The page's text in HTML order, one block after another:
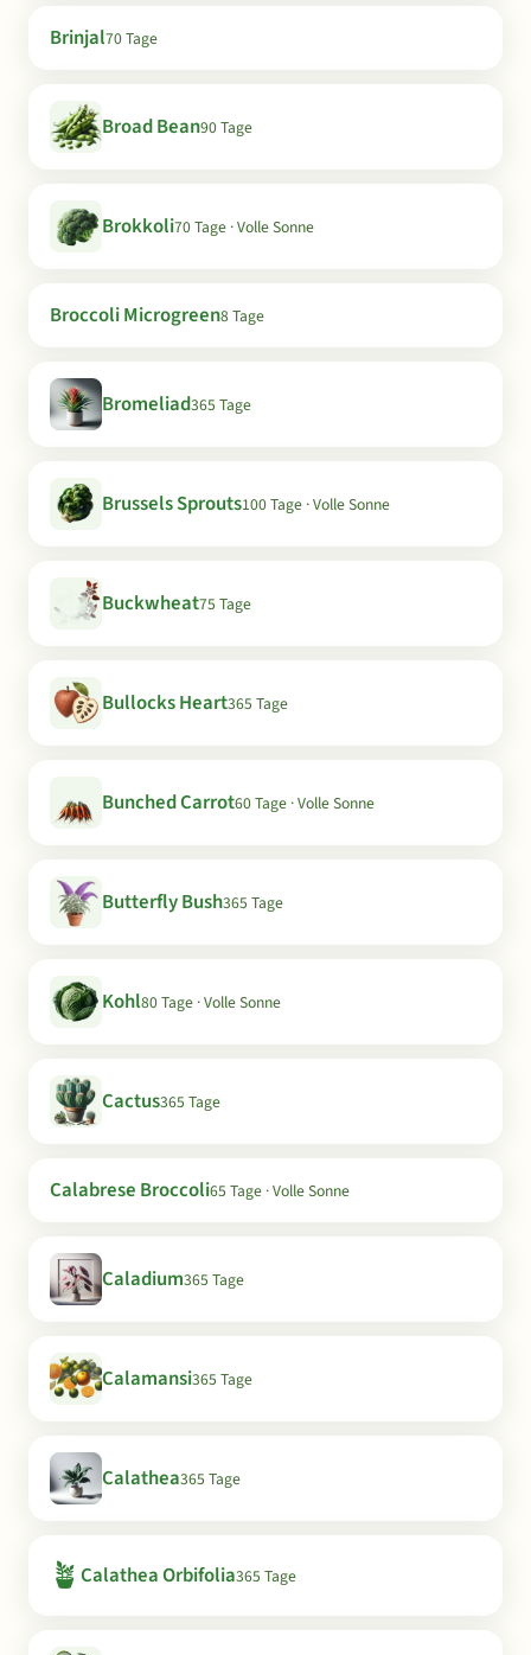
Brinjal70 Tage
Broad Bean90 Tage
Brokkoli70 Tage · Volle Sonne
Broccoli Microgreen8 Tage
Bromeliad365 Tage
Brussels Sprouts100 Tage · Volle Sonne
Buckwheat75 Tage
Bullocks Heart365 Tage
Bunched Carrot60 Tage · Volle Sonne
Butterfly Bush365 Tage
Kohl80 Tage · Volle Sonne
Cactus365 Tage
Calabrese Broccoli65 Tage · Volle Sonne
Caladium365 Tage
Calamansi365 Tage
Calathea365 Tage
🪴 Calathea Orbifolia365 Tage